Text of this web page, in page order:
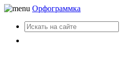
Орфограммка